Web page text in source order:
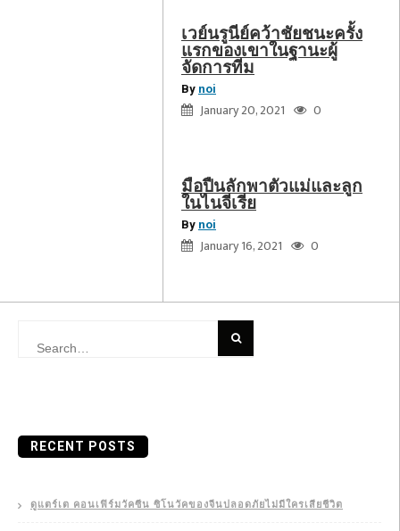
เวย์นรูนีย์คว้าชัยชนะครั้ง
แรกของเขาในฐานะผู้
จัดการทีม
By noi
January 20, 2021 0
ตัว
แม่
และ
ลูก
ใน
ไนจีเรีย
มือปืนลักพาตัวแม่และลูก
ในไนจีเรีย
By noi
January 16, 2021 0
RECENT POSTS
ดูแตร์เต คอนเฟิร์มวัคซีน ซิโนวัคของจีนปลอดภัยไม่มีใครเสียชีวิต